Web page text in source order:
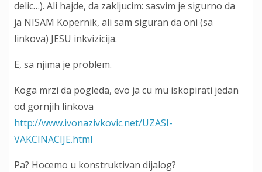
delic…). Ali hajde, da zakljucim: sasvim je sigurno da
ja NISAM Kopernik, ali sam siguran da oni (sa
linkova) JESU inkvizicija.
E, sa njima je problem.
Koga mrzi da pogleda, evo ja cu mu iskopirati jedan
od gornjih linkova
http://www.ivonazivkovic.net/UZASI-
VAKCINACIJE.html
Pa? Hocemo u konstruktivan dijalog?